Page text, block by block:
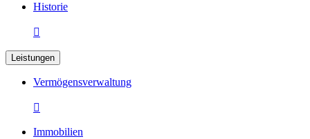
Historie

Leistungen
Vermögensverwaltung

Immobilien